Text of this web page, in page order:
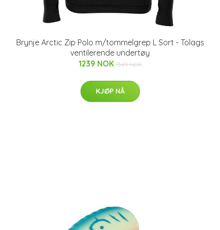
Brynje Arctic Zip Polo m/tommelgrep L Sort - Tolags
ventilerende undertøy
1239 NOK 1549 NOK
KJØP NÅ